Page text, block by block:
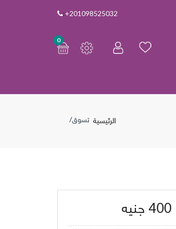
:+201098525032
0
الرئيسية تسوق
400 جنيه